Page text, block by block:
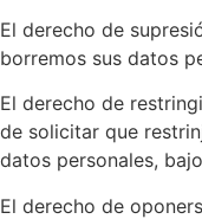
El derecho de
borremos sus datos
El derecho de
de solicitar que
datos personales,
El derecho de